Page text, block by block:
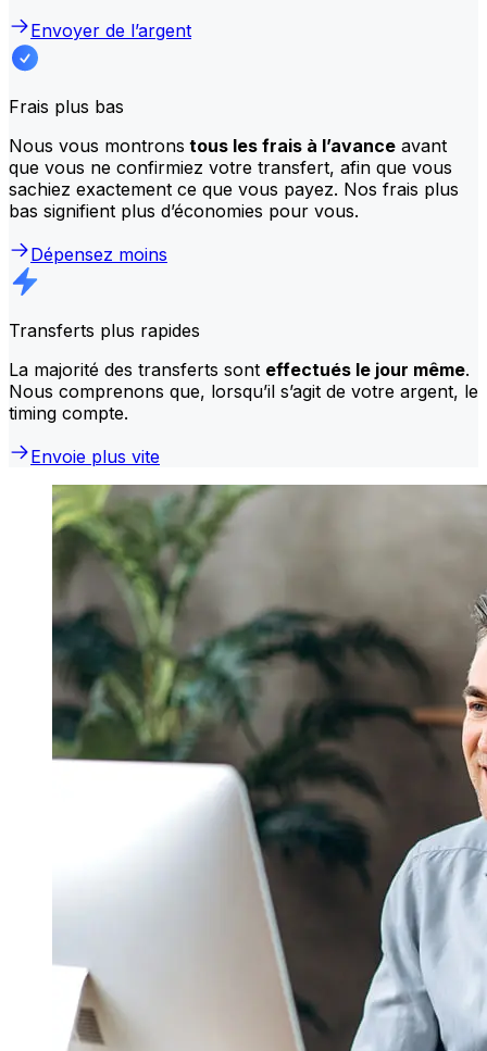
Envoyer de l’argent
Frais plus bas
Nous vous montrons tous les frais à l’avance avant
que vous ne confirmiez votre transfert, afin que vous
sachiez exactement ce que vous payez. Nos frais plus
bas signifient plus d’économies pour vous.
Dépensez moins
Transferts plus rapides
La majorité des transferts sont effectués le jour même.
Nous comprenons que, lorsqu’il s’agit de votre argent, le
timing compte.
Envoie plus vite